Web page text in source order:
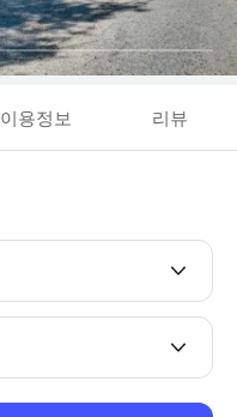
이용정보 리뷰